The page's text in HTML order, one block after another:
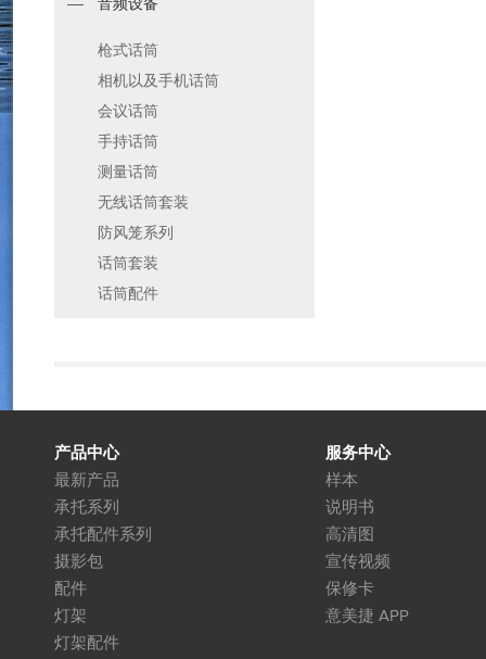
音频设备
枪式话筒
相机以及手机话筒
会议话筒
手持话筒
测量话筒
无线话筒套装
防风笼系列
话筒套装
话筒配件
产品中心
最新产品
承托系列
承托配件系列
摄影包
配件
灯架
灯架配件
服务中心
样本
说明书
高清图
宣传视频
保修卡
意美捷 APP